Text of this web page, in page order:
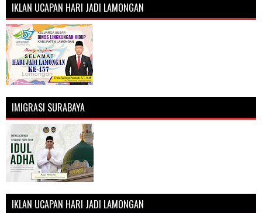
IKLAN UCAPAN HARI JADI LAMONGAN
IMIGRASI SURABAYA
IKLAN UCAPAN HARI JADI LAMONGAN